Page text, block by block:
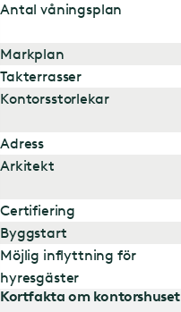
Antal våningsplan
Markplan
Takterrasser
Kontorsstorlekar
Adress
Arkitekt
Certifiering
Byggstart
Möjlig inflyttning för
hyresgäster
Kortfakta om kontorshuset